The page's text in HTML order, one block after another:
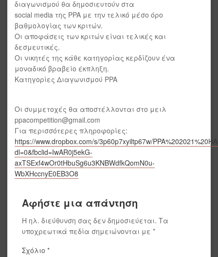
διαγωνισμού θα δημοσιευτούν στα
social media της PPA με την τελικό μέσο όρο
βαθμολογίας των κριτών.
Οι αποφάσεις των κριτών είναι τελικές και
δεσμευτικές.
Οι νικητές της κάθε κατηγορίας κερδίζουν ένα
μοναδικό βραβείο έκπληξη.
Κατηγορίες Διαγωνισμού PPA
Οι συμμετοχές θα αποστέλλονται στο μειλ
ppacompetition@gmail.com
Για περισσότερες πληροφορίες:
https://www.dropbox.com/s/3p60p7xyiltp67w/
dl=0&fbclid=IwAR0j5ekG-
axTSExf4wOr0tHbuSg6u3KNBWdfkQomN0u-
WbXHccnyE0EB3O8
Αφήστε μια απάντηση
Η ηλ. διεύθυνση σας δεν δημοσιεύεται. Τα
υποχρεωτικά πεδία σημειώνονται με *
Σχόλιο *